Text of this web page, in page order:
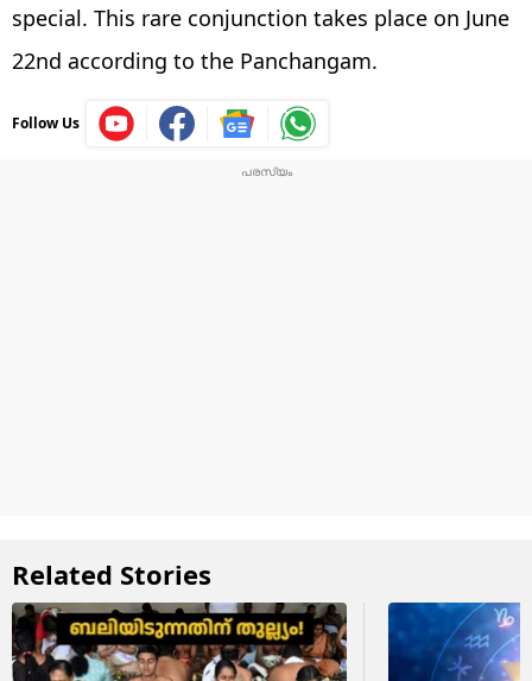
special. This rare conjunction takes place on June
22nd according to the Panchangam.
Follow Us
Related Stories